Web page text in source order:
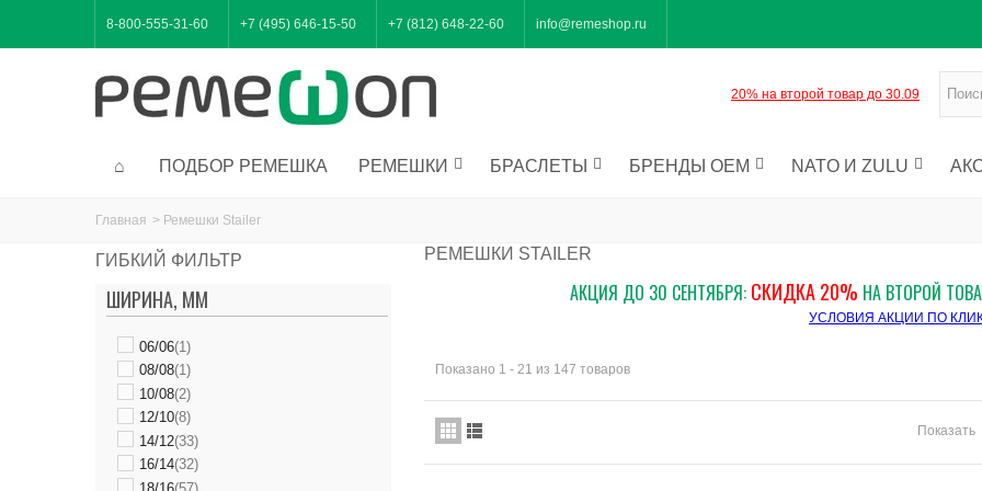
8-800-555-31-60 +7 (495) 646-15-50 +7 (812) 648-22-60 info@remeshop.ru
20% на второй товар до 30.09
ПОДБОР РЕМЕШКА РЕМЕШКИ БРАСЛЕТЫ БРЕНДЫ OEM NATO И ZULU
Главная > Ремешки Stailer
ГИБКИЙ ФИЛЬТР
ШИРИНА, ММ
06/06(1)
08/08(1)
10/08(2)
12/10(8)
14/12(33)
16/14(32)
РЕМЕШКИ STAILER
АКЦИЯ ДО 30 СЕНТЯБРЯ: СКИДКА 20% НА ВТОРОЙ
УСЛОВИЯ АКЦИИ ПО
Показано 1 - 21 из 147 товаров
Показать